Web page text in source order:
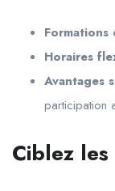
Formations
Horaires
Avantages
participation
Ciblez